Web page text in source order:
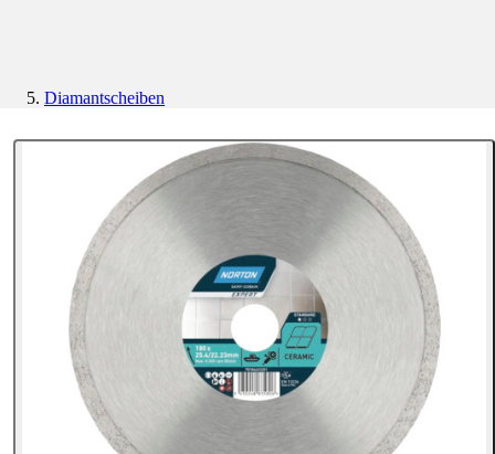
Diamantscheiben